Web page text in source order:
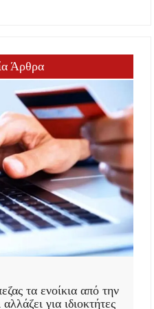
Άρθρα
τα ενοίκια από την
για ιδιοκτήτες